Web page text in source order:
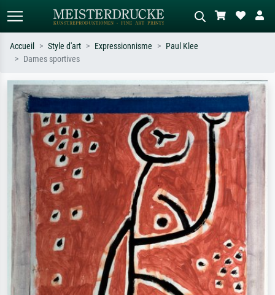
Recherchez par artiste, titre ou style –
ex. Monet, Nuit étoilée,
impressionnisme, vague de Hokusai,
nu.
Décrivez la scène – ex. prairie verte,
abstrait avec beaucoup de rouge,
tableau sombre, nu debout près d'un
arbre.
Accueil Style d'art Expressionnisme
Paul Klee
Dames sportives